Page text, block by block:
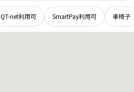
QT-net利用可 SmartPay利用可 車椅子